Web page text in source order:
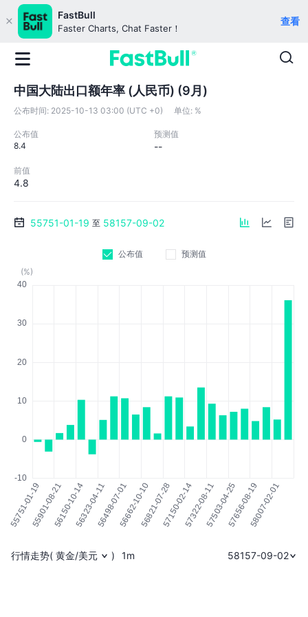
FastBull
Faster Charts, Chat Faster！
查看
中国大陆出口额年率 (人民币) (9月)
公布时间: 2025-10-13 03:00 (UTC +0) 单位: %
公布值
8.4
预测值
--
前值
4.8
55751-01-19 至 58157-09-02
公布值
预测值
(%)
行情走势( 黄金/美元 ) 1m 58157-09-02